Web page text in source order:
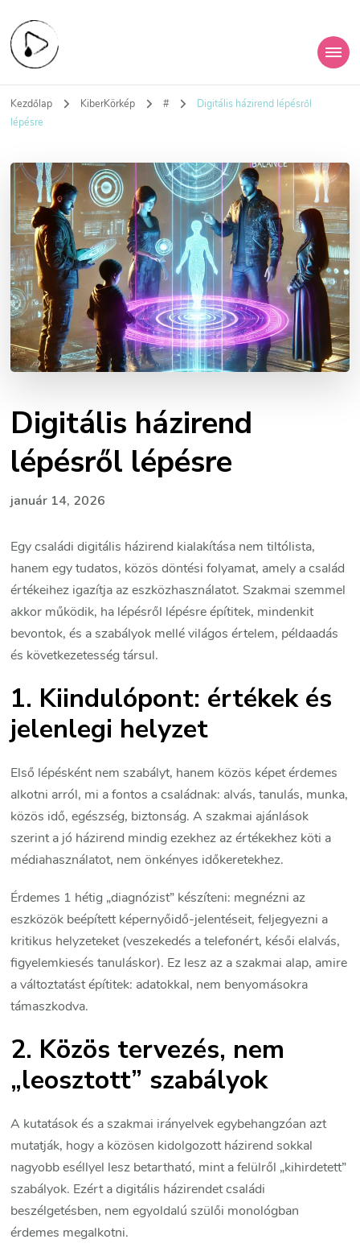
KiberHigiénia
Egyesület
Kezdőlap KiberKörkép #
Digitális házirend lépésről
lépésre
Digitális házirend
lépésről lépésre
január 14, 2026
Egy családi digitális házirend kialakítása nem tiltólista,
hanem egy tudatos, közös döntési folyamat, amely a család
értékeihez igazítja az eszközhasználatot. Szakmai szemmel
akkor működik, ha lépésről lépésre építitek, mindenkit
bevontok, és a szabályok mellé világos értelem, példaadás
és következetesség társul.
1. Kiindulópont: értékek és
jelenlegi helyzet
Első lépésként nem szabályt, hanem közös képet érdemes
alkotni arról, mi a fontos a családnak: alvás, tanulás, munka,
közös idő, egészség, biztonság. A szakmai ajánlások
szerint a jó házirend mindig ezekhez az értékekhez köti a
médiahasználatot, nem önkényes időkeretekhez.
Érdemes 1 hétig „diagnózist” készíteni: megnézni az
eszközök beépített képernyőidő-jelentéseit, feljegyezni a
kritikus helyzeteket (veszekedés a telefonért, késői elalvás,
figyelemkiesés tanuláskor). Ez lesz az a szakmai alap, amire
a változtatást építitek: adatokkal, nem benyomásokra
támaszkodva.
2. Közös tervezés, nem
„leosztott” szabályok
A kutatások és a szakmai irányelvek egybehangzóan azt
mutatják, hogy a közösen kidolgozott házirend sokkal
nagyobb eséllyel lesz betartható, mint a felülről „kihirdetett”
szabályok. Ezért a digitális házirendet családi
beszélgetésben, nem egyoldalú szülői monológban
érdemes megalkotni.